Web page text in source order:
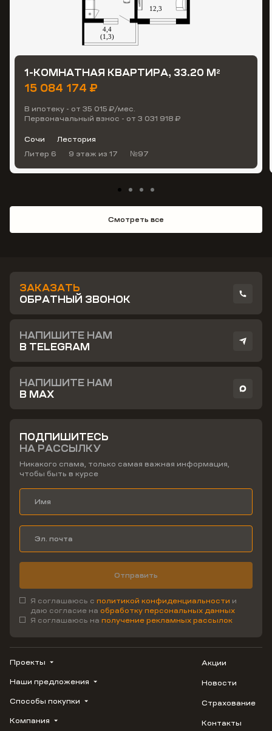
1-КОМНАТНАЯ КВАРТИРА, 33.20 М2
15 084 174 ₽
В ипотеку - от 35 015 ₽/мес.
Первоначальный взнос - от 3 031 918 ₽
Сочи
Лестория
Литер 6
9 этаж из 17 №97
Смотреть все
ЗАКАЗАТЬ
ОБРАТНЫЙ ЗВОНОК
НАПИШИТЕ НАМ
В TELEGRAM
НАПИШИТЕ НАМ
В MAX
ПОДПИШИТЕСЬ
НА РАССЫЛКУ
Никакого спама, только самая важная информация,
чтобы быть в курсе
Отправить
Я соглашаюсь с политикой конфиденциальности и
даю согласие на обработку персональных данных
Я соглашаюсь на получение рекламных рассылок
Проекты
ВЕРН
1799
Наши предложения
Купить квартиру
Студию
Способы покупки
Трейд-ин
Компания
Акции
Новости
Страхование
Контакты